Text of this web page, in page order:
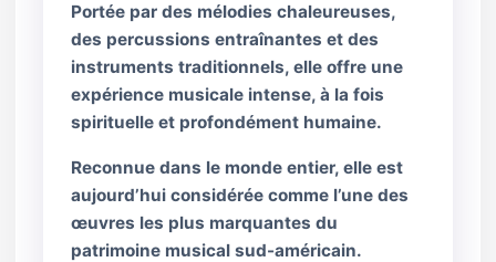
Portée par des mélodies chaleureuses,
des percussions entraînantes et des
instruments traditionnels, elle offre une
expérience musicale intense, à la fois
spirituelle et profondément humaine.
Reconnue dans le monde entier, elle est
aujourd’hui considérée comme l’une des
œuvres les plus marquantes du
patrimoine musical sud-américain.